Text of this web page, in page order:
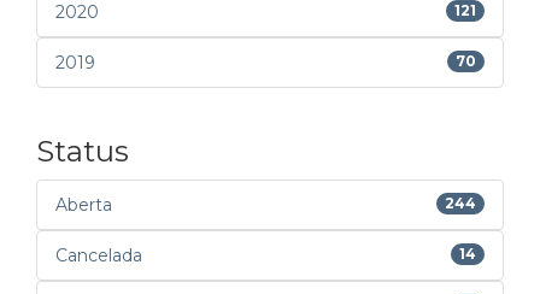
2020 121
2019 70
Status
Aberta 244
Cancelada 14